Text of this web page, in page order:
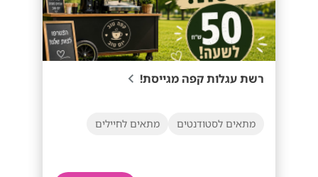
רשת עגלות קפה מגייסת!
מתאים לסטודנטים מתאים לחיילים